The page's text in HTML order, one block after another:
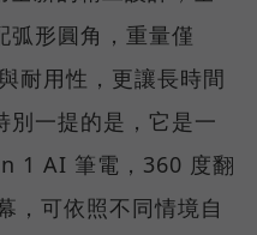
弧形圓角，重量僅
耐用性，更讓長時間
別一提的是，它是一
1 AI 筆電，360 度翻
，可依照不同情境自